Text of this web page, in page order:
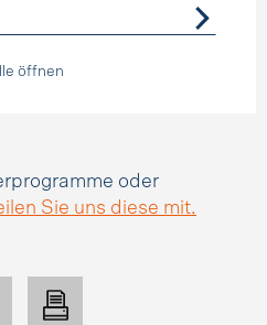
öffnen
oder
Sie uns diese mit.